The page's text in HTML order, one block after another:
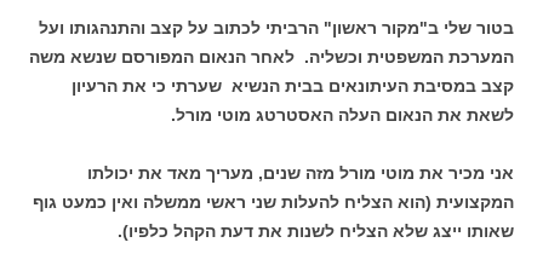
בטור שלי ב"מקור ראשון" הרביתי לכתוב על קצב והתנהגותו ועל
המערכת המשפטית וכשליה. לאחר הנאום המפורסם שנשא משה
קצב במסיבת העיתונאים בבית הנשיא שערתי כי את הרעיון
לשאת את הנאום העלה האסטרטג מוטי מורל.
אני מכיר את מוטי מורל מזה שנים, מעריך מאד את יכולתו
המקצועית (הוא הצליח להעלות שני ראשי ממשלה ואין כמעט גוף
שאותו ייצג שלא הצליח לשנות את דעת הקהל כלפיו).